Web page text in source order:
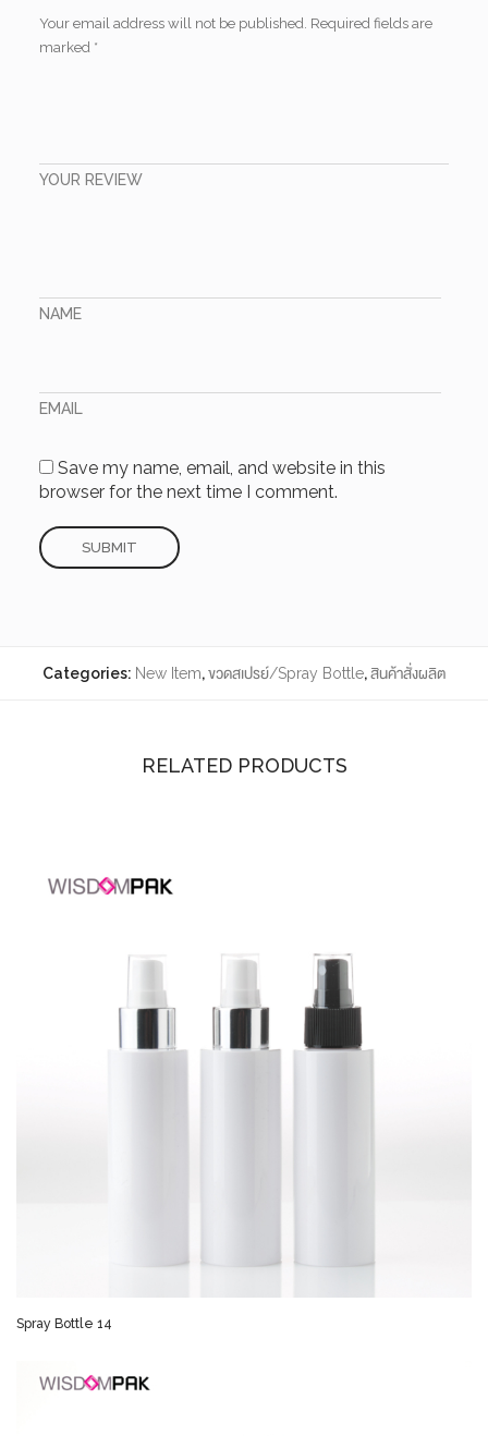
Your email address will not be published. Required fields are
marked *
YOUR REVIEW
NAME
EMAIL
Save my name, email, and website in this
browser for the next time I comment.
Categories: New Item,ขวดสเปรย์/Spray Bottle,สินค้าสั่งผลิต
RELATED PRODUCTS
Spray Bottle 14